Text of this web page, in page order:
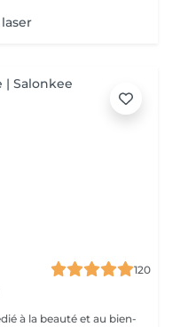
120
à la beauté et au bien-